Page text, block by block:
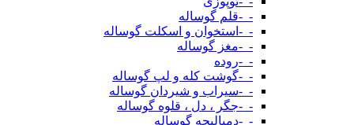
-_-قلم گوساله
-_-استخوان و اسکلت گوساله
-_-مغز گوساله
-_-روده
-_-گوشت کله و لپ گوساله
-_-سیراب و شیردان گوساله
-_-جگر ، دل ، قلوه گوساله
-_-دمبالیچه گوساله